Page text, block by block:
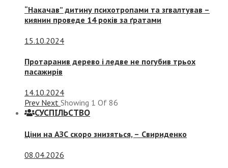
“Накачав” дитину психотропами та згвалтував –
киянин проведе 14 років за ґратами
15.10.2024
Протаранив дерево і ледве не погубив трьох
пасажирів
14.10.2024
Prev Next Showing 1 Of 86
СУСПIЛЬСТВО
Ціни на АЗС скоро знизяться, – Свириденко
08.04.2026